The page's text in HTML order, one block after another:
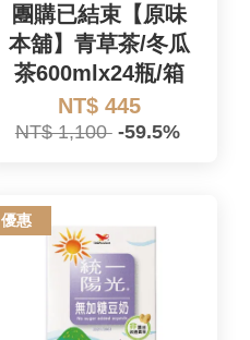
團購已結束【原味
本舖】青草茶/冬瓜
茶600mlx24瓶/箱
NT$ 445
NT$ 1,100 -59.5%
優惠